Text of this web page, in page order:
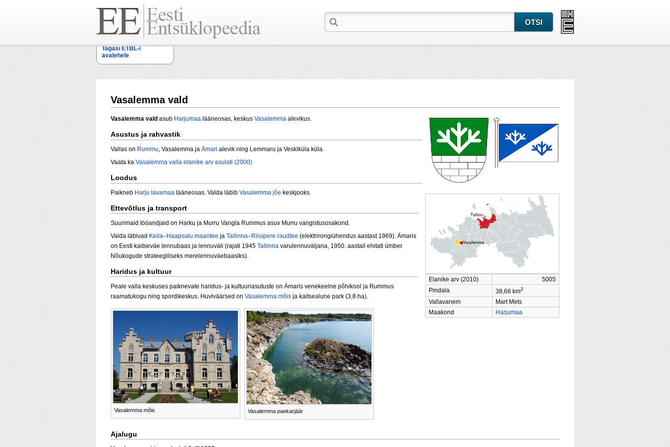
Tagasi ETBL-i
avalehele
Vasalemma vald
Elanike arv (2010)
5005
Pindala
38,66 km2
Vallavanem
Mart Mets
Maakond
Harjumaa
Vasalemma vald asub Harjumaa lääneosas, keskus Vasalemma alevikus.
Asustus ja rahvastik
Vallas on Rummu, Vasalemma ja Ämari alevik ning Lemmaru ja Veskiküla küla.
Vaata ka Vasalemma valla elanike arv asulati (2000)
Loodus
Paikneb Harju lavamaa lääneosas. Valda läbib Vasalemma jõe keskjooks.
Ettevõtlus ja transport
Suurimaid tööandjaid on Harku ja Murru Vangla Rummus asuv Murru vangistusosakond.
Valda läbivad Keila–Haapsalu maantee ja Tallinna–Riisipere raudtee (elektrirongiühendus aastast 1969). Ämaris
on Eesti kaitseväe lennubaas ja lennuväli (rajati 1945 Tallinna varulennuväljana, 1950. aastail ehitati ümber
Nõukogude strateegiliseks merelennuväebaasiks).
Haridus ja kultuur
Peale valla keskuses paiknevate haridus- ja kultuuriasutuste on Ämaris venekeelne põhikool ja Rummus
raamatukogu ning spordikeskus. Huviväärsed on Vasalemma mõis ja kaitsealune park (3,8 ha).
Vasalemma mõis Vasalemma paekarjäär
Ajalugu